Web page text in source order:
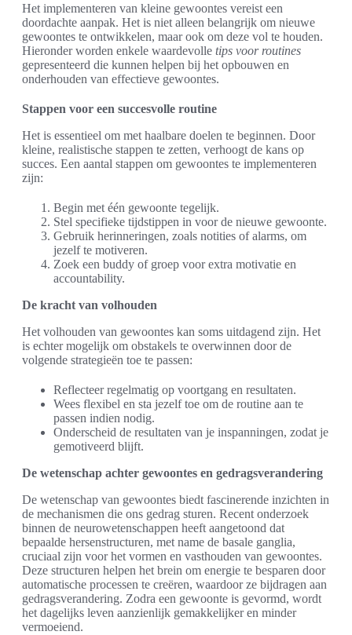
Het implementeren van kleine gewoontes vereist een
doordachte aanpak. Het is niet alleen belangrijk om nieuwe
gewoontes te ontwikkelen, maar ook om deze vol te houden.
Hieronder worden enkele waardevolle tips voor routines
gepresenteerd die kunnen helpen bij het opbouwen en
onderhouden van effectieve gewoontes.
Stappen voor een succesvolle routine
Het is essentieel om met haalbare doelen te beginnen. Door
kleine, realistische stappen te zetten, verhoogt de kans op
succes. Een aantal stappen om gewoontes te implementeren
zijn:
Begin met één gewoonte tegelijk.
Stel specifieke tijdstippen in voor de nieuwe gewoonte.
Gebruik herinneringen, zoals notities of alarms, om
jezelf te motiveren.
Zoek een buddy of groep voor extra motivatie en
accountability.
De kracht van volhouden
Het volhouden van gewoontes kan soms uitdagend zijn. Het
is echter mogelijk om obstakels te overwinnen door de
volgende strategieën toe te passen:
Reflecteer regelmatig op voortgang en resultaten.
Wees flexibel en sta jezelf toe om de routine aan te
passen indien nodig.
Onderscheid de resultaten van je inspanningen, zodat je
gemotiveerd blijft.
De wetenschap achter gewoontes en gedragsverandering
De wetenschap van gewoontes biedt fascinerende inzichten in
de mechanismen die ons gedrag sturen. Recent onderzoek
binnen de neurowetenschappen heeft aangetoond dat
bepaalde hersenstructuren, met name de basale ganglia,
cruciaal zijn voor het vormen en vasthouden van gewoontes.
Deze structuren helpen het brein om energie te besparen door
automatische processen te creëren, waardoor ze bijdragen aan
gedragsverandering. Zodra een gewoonte is gevormd, wordt
het dagelijks leven aanzienlijk gemakkelijker en minder
vermoeiend.